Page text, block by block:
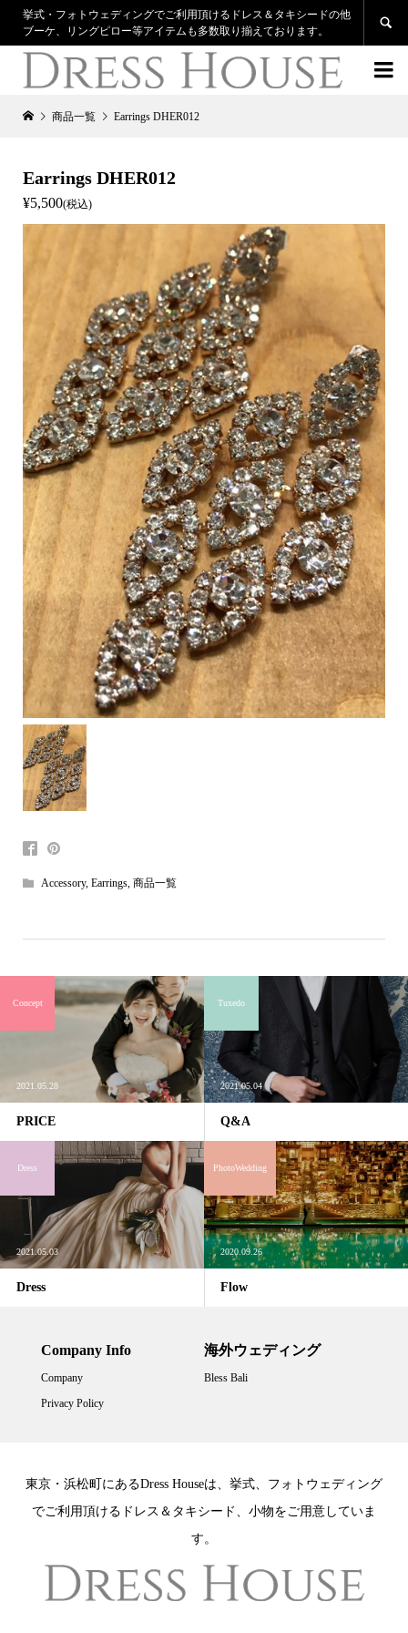
挙式・フォトウェディングでご利用頂けるドレス＆タキシードの他
ブーケ、リングピロー等アイテムも多数取り揃えております。


商品一覧 Earrings DHER012
Earrings DHER012
¥5,500(税込)
Accessory, Earrings, 商品一覧
2021.05.28
PRICE
Concept
2021.05.04
Q&A
Tuxedo
2021.05.03
Dress
Dress
2020.09.26
Flow
PhotoWedding
Company Info
Company
Privacy Policy
海外ウェディング
Bless Bali
東京・浜松町にあるDress Houseは、挙式、フォトウェディング
でご利用頂けるドレス＆タキシード、小物をご用意していま
す。